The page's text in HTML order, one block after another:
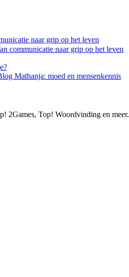
naar grip op het leven
communicatie naar grip op het leven
Mathanja: moed en mensenkennis
2Games, Top! Woordvinding en meer.